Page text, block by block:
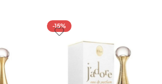
-15%